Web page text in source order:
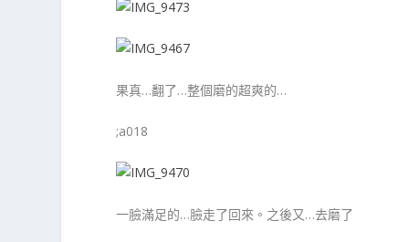
果真…翻了…整個磨的超爽的…
;a018
一臉滿足的…臉走了回來。之後又…去磨了